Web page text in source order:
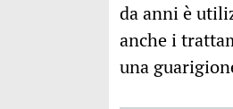
da anni è
anche i
una